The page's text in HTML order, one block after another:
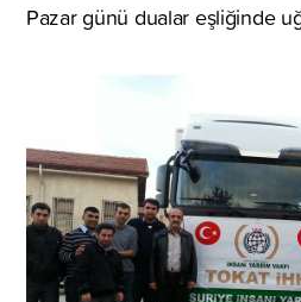
Pazar günü dualar eşliğinde